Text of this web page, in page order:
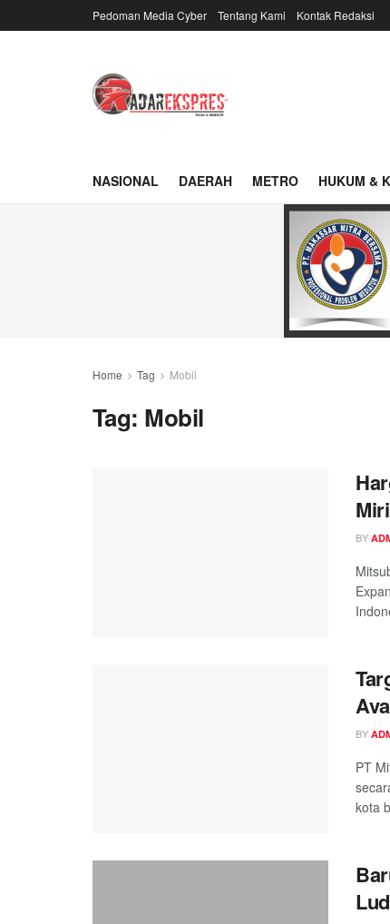
Pedoman Media Cyber Tentang Kami Kontak Redaksi
NASIONAL DAERAH METRO HUKUM &
Home Tag Mobil
Tag: Mobil
BY
BY
PT
kota